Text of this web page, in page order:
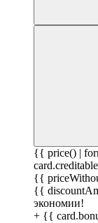
{{ price() |
{{
{{
экономии!
+ {{